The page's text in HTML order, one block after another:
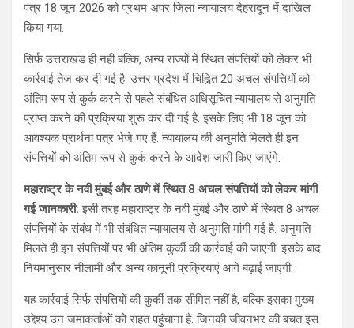
पत्र 18 जून 2026 को प्रथम अपर जिला न्यायालय देहरादून में दाखिल
किया गया.
सिर्फ उत्तराखंड ही नहीं बल्कि, अन्य राज्यों में स्थित संपत्तियों को लेकर भी
कार्रवाई तेज कर दी गई है. उत्तर प्रदेश में चिह्नित 20 अचल संपत्तियों को
अंतिम रूप से कुर्क करने से पहले संबंधित अधिसूचित न्यायालय से अनुमति
प्राप्त करने की प्रक्रिया शुरू कर दी गई है. इसके लिए भी 18 जून को
आवश्यक प्रार्थना पत्र भेजे गए हैं. न्यायालय की अनुमति मिलते ही इन
संपत्तियों को अंतिम रूप से कुर्क करने के आदेश जारी किए जाएंगे.
महाराष्ट्र के नवी मुंबई और ठाणे में स्थित 8 अचल संपत्तियों को लेकर मांगी
गई जानकारी:इसी तरह महाराष्ट्र के नवी मुंबई और ठाणे में स्थित 8 अचल
संपत्तियों के संबंध में भी संबंधित न्यायालय से अनुमति मांगी गई है. अनुमति
मिलते ही इन संपत्तियों पर भी अंतिम कुर्की की कार्रवाई की जाएगी. इसके बाद
नियमानुसार नीलामी और अन्य कानूनी प्रक्रियाएं आगे बढ़ाई जाएंगी.
यह कार्रवाई सिर्फ संपत्तियों की कुर्की तक सीमित नहीं है, बल्कि इसका मुख्य
उद्देश्य उन जमाकर्ताओं को राहत पहुंचाना है. जिनकी जीवनभर की बचत इस